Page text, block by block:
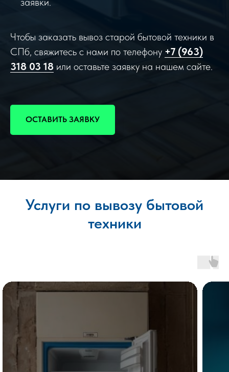
Чтобы заказать вывоз старой бытовой техники в
СПб, свяжитесь с нами по телефону +7 (963)
318 03 18 или оставьте заявку на нашем сайте.
ОСТАВИТЬ ЗАЯВКУ
Услуги по вывозу бытовой
техники